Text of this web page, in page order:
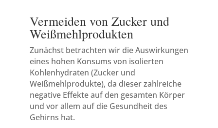
Vermeiden von Zucker und
Weißmehlprodukten
Zunächst betrachten wir die Auswirkungen
eines hohen Konsums von isolierten
Kohlenhydraten (Zucker und
Weißmehlprodukte), da dieser zahlreiche
negative Effekte auf den gesamten Körper
und vor allem auf die Gesundheit des
Gehirns hat.